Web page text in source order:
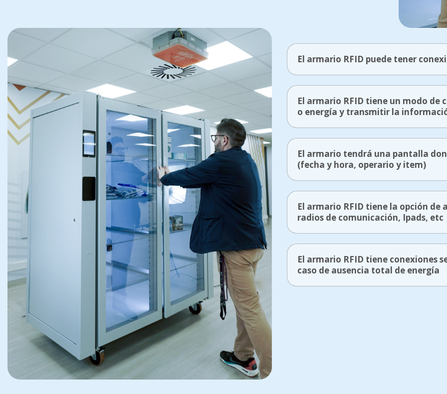
El armario RFID puede tener
El armario RFID tiene un modo de
o energía y transmitir la
El armario tendrá una pantalla
(fecha y hora, operario y item)
El armario RFID tiene la opción
radios de comunicación, Ipads, etc
El armario RFID tiene conexiones
caso de ausencia total de energía